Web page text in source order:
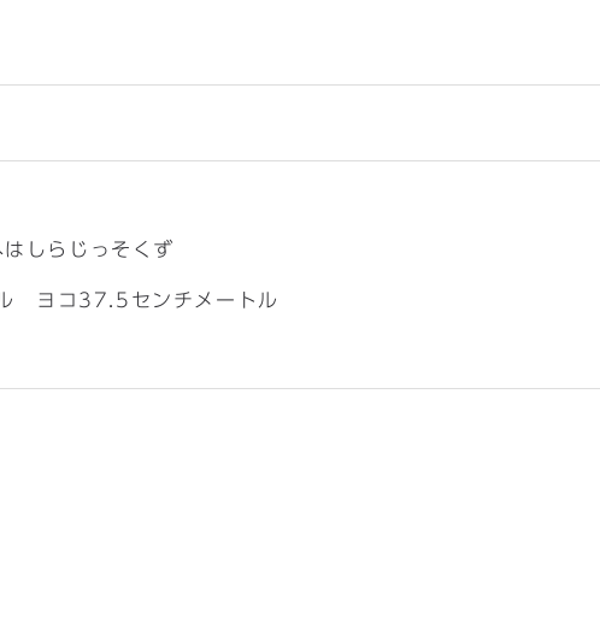
しらじっそくず
ヨコ37.5センチメートル